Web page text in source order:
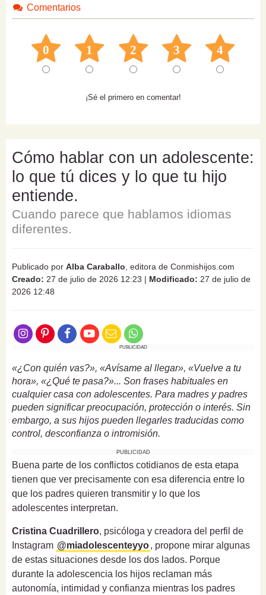
Comentarios
0 1 2 3 4
¡Sé el primero en comentar!
Cómo hablar con un adolescente:
lo que tú dices y lo que tu hijo
entiende.
Cuando parece que hablamos idiomas
diferentes.
Publicado por Alba Caraballo , editora de Conmishijos.com
Creado: 27 de julio de 2026 12:23 | Modificado: 27 de julio de
2026 12:48
PUBLICIDAD
«¿Con quién vas?», «Avísame al llegar», «Vuelve a tu
hora», «¿Qué te pasa?»... Son frases habituales en
cualquier casa con adolescentes. Para madres y padres
pueden significar preocupación, protección o interés. Sin
embargo, a sus hijos pueden llegarles traducidas como
control, desconfianza o intromisión.
PUBLICIDAD
Buena parte de los conflictos cotidianos de esta etapa
tienen que ver precisamente con esa diferencia entre lo
que los padres quieren transmitir y lo que los
adolescentes interpretan.
Cristina Cuadrillero, psicóloga y creadora del perfil de
Instagram @miadolescenteyyo, propone mirar algunas
de estas situaciones desde los dos lados. Porque
durante la adolescencia los hijos reclaman más
autonomía, intimidad y confianza mientras los padres